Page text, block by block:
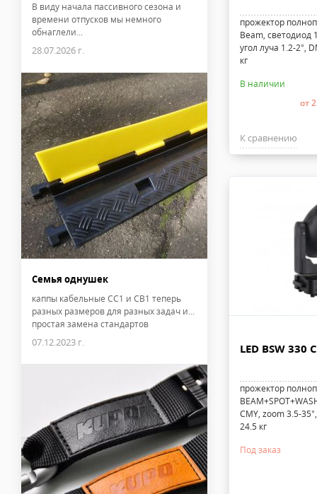
В виду начала пассивного сезона и
времени отпусков мы немного
обнаглели...
28.07.2026 г.
Семья однушек
каппы кабельные CC1 и CB1 теперь
разных размеров для разных задач и...
простая замена стандартов
07.12.2023 г.
прожектор
Beam, светодиод
угол луча 1.2-2°,
кг
В наличии
от
К сравнению
LED BSW 330
прожектор
CMY, zoom 3.5-
24.5 кг
Под заказ